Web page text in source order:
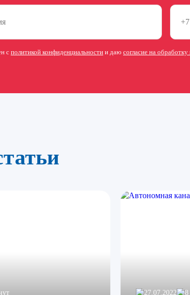
сполитикой конфиденциальности и даю согласие на
27.07.2022 8